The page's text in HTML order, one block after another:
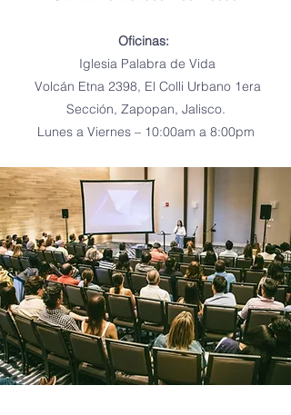
Oficinas:
Iglesia Palabra de Vida
Volcán Etna 2398, El Colli Urbano 1era
Sección, Zapopan, Jalisco.
Lunes a Viernes – 10:00am a 8:00pm